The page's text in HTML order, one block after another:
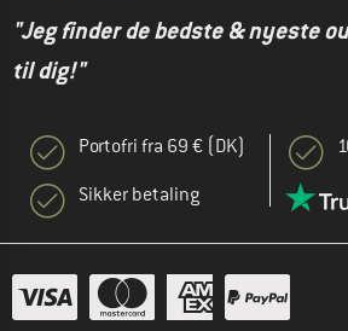
"Jeg finder de bedste & nyeste
til dig!"
Portofri fra 69 € (DK)
Sikker betaling